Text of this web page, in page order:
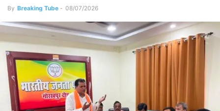
By Breaking Tube - 08/07/2026